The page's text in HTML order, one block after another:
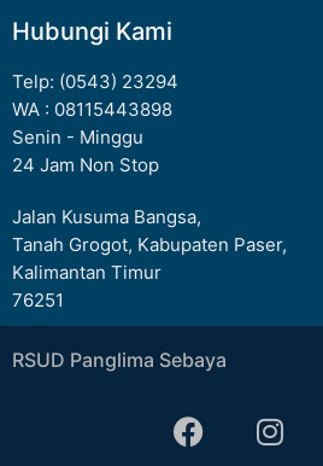
Hubungi Kami
Telp: (0543) 23294
WA : 08115443898
Senin - Minggu
24 Jam Non Stop
Jalan Kusuma Bangsa,
Tanah Grogot, Kabupaten Paser,
Kalimantan Timur
76251
RSUD Panglima Sebaya